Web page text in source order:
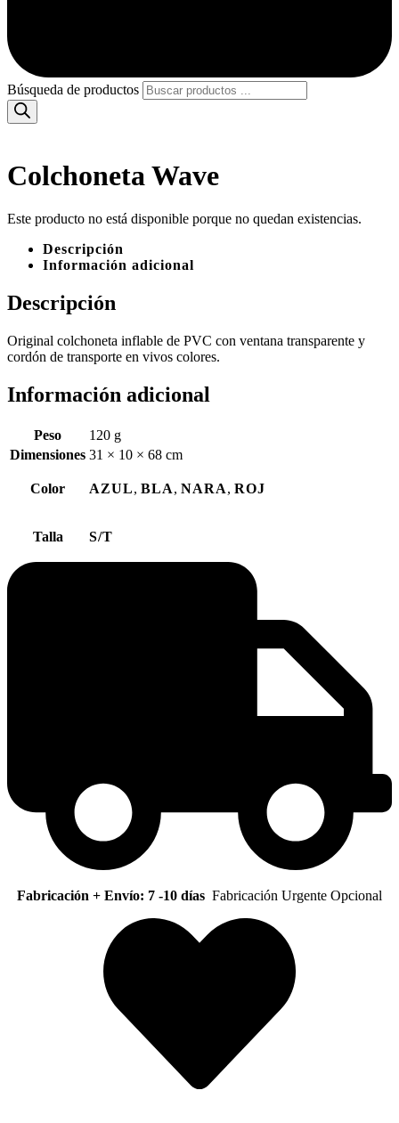
Búsqueda de productos
Colchoneta Wave
Este producto no está disponible porque no quedan existencias.
Descripción
Información adicional
Descripción
Original colchoneta inflable de PVC con ventana transparente y
cordón de transporte en vivos colores.
Información adicional
Peso
120 g
Dimensiones 31 × 10 × 68 cm
Color AZUL, BLA, NARA, ROJ
Talla S/T
Fabricación + Envío: 7 -10 días Fabricación Urgente Opcional